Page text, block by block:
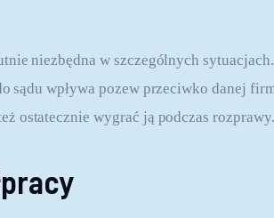
niezbędna w szczególnych
sądu wpływa pozew przeciwko danej
ostatecznie wygrać ją podczas rozprawy.